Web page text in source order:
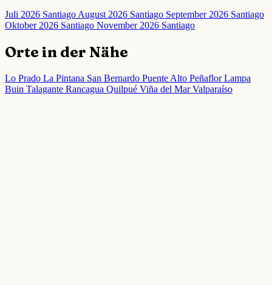
Juli 2026 SantiagoAugust 2026 Santiago September 2026 Santiago
Oktober 2026 Santiago November 2026 Santiago
Orte in der Nähe
Lo Prado La Pintana San Bernardo Puente Alto PeñaflorLampa
Buin Talagante Rancagua Quilpué Viña del MarValparaíso